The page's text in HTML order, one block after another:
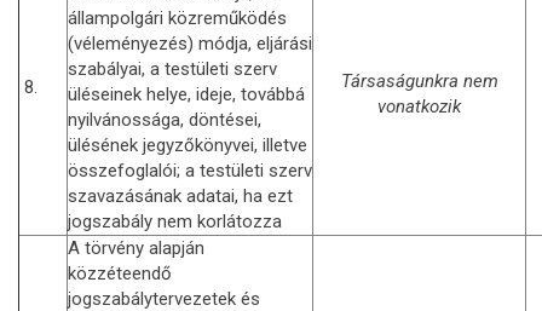
8.
állampolgári közreműködés
(véleményezés) módja, eljárási
szabályai, a testületi szerv
üléseinek helye, ideje, továbbá
nyilvánossága, döntései,
ülésének jegyzőkönyvei, illetve
összefoglalói; a testületi szerv
szavazásának adatai, ha ezt
jogszabály nem korlátozza
Társaságunkra nem
vonatkozik
A törvény alapján
közzéteendő
jogszabálytervezetek és